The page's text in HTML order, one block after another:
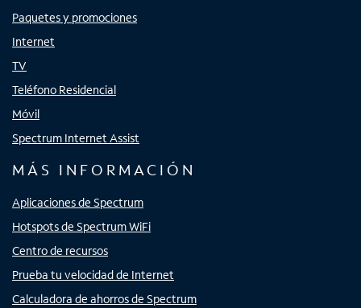
Paquetes y promociones
Internet
TV
Teléfono Residencial
Móvil
Spectrum Internet Assist
MÁS INFORMACIÓN
Aplicaciones de Spectrum
Hotspots de Spectrum WiFi
Centro de recursos
Prueba tu velocidad de Internet
Calculadora de ahorros de Spectrum